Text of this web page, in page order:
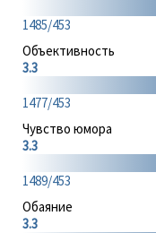
1485/453
Объективность
3.3
1477/453
Чувство юмора
3.3
1489/453
Обаяние
3.3